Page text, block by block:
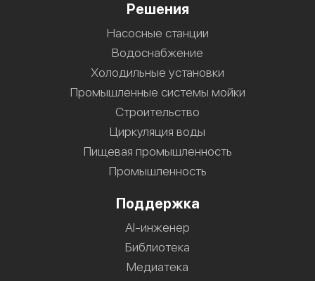
Решения
Насосные станции
Водоснабжение
Холодильные установки
Промышленные системы мойки
Строительство
Циркуляция воды
Пищевая промышленность
Промышленность
Поддержка
AI-инженер
Библиотека
Медиатека